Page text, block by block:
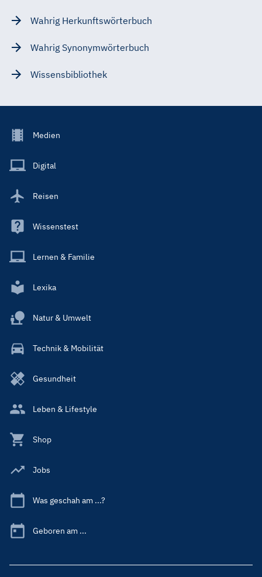
Wahrig Herkunftswörterbuch
Wahrig Synonymwörterbuch
Wissensbibliothek
Footer
Main
Medien
Digital
Reisen
Wissenstest
Lernen & Familie
Lexika
Natur & Umwelt
Technik & Mobilität
Gesundheit
Leben & Lifestyle
Shop
Jobs
Was geschah am ...?
Geboren am ...